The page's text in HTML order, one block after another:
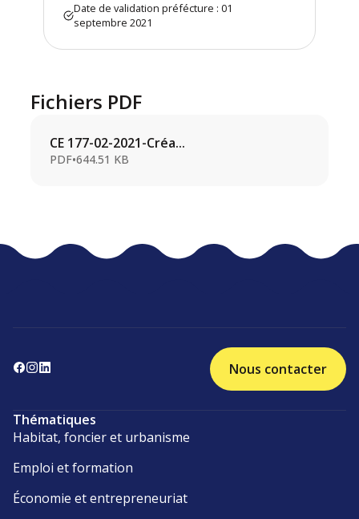
Date de validation préfécture : 01
septembre 2021
Fichiers PDF
CE 177-02-2021-Créa...
PDF•644.51 KB
Nous contacter
Thématiques
Habitat, foncier et urbanisme
Emploi et formation
Économie et entrepreneuriat